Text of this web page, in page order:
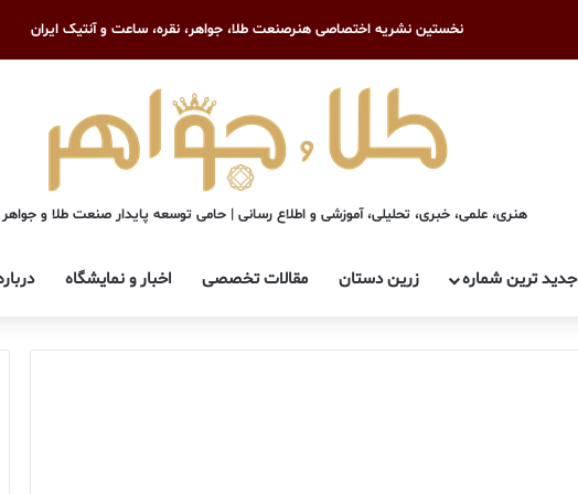
نخستین نشریه اختصاصی هنرصنعت طلا، جواهر، نقره، ساعت و آنتیک ایران
هنری، علمی، خبری، تحلیلی، آموزشی و اطلاع رسانی | حامی توسعه پایدار صنعت طلا و
جدید ترین شماره زرین دستان مقالات تخصصی اخبار و نمایشگاه